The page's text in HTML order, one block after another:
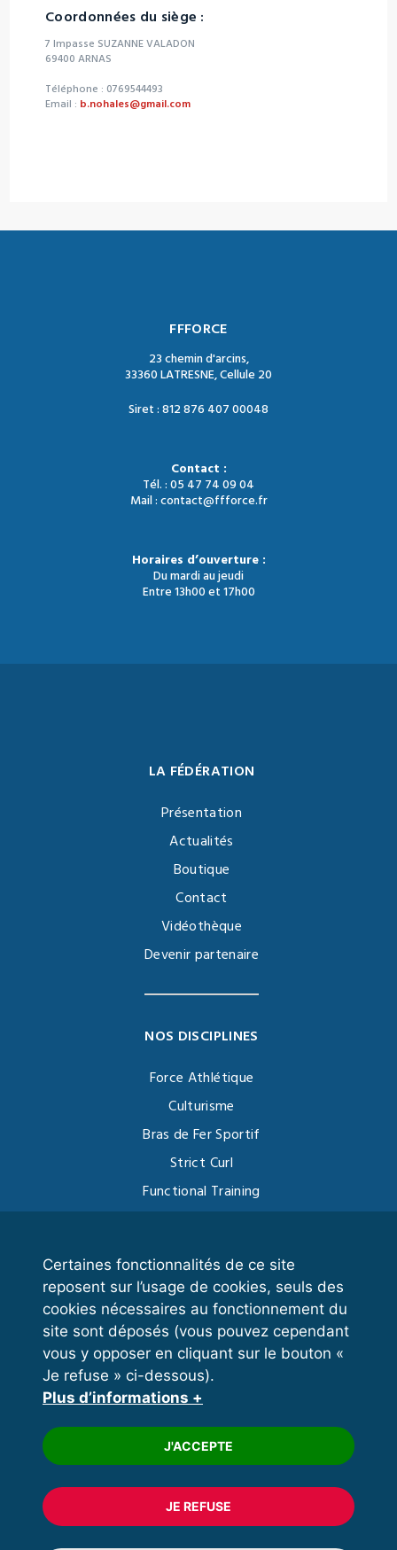
Certaines fonctionnalités de ce site
reposent sur l’usage de cookies, seuls des
cookies nécessaires au fonctionnement du
site sont déposés (vous pouvez cependant
vous y opposer en cliquant sur le bouton «
Je refuse » ci-dessous).
Plus d’informations +
J'ACCEPTE
JE REFUSE
Coordonnées du siège :
7 Impasse SUZANNE VALADON
69400 ARNAS
Téléphone : 0769544493
Email : b.nohales@gmail.com
FFFORCE
23 chemin d'arcins,
33360 LATRESNE, Cellule 20
Siret : 812 876 407 00048
Contact :
Tél. : 05 47 74 09 04
Mail : contact@ffforce.fr
Horaires d’ouverture :
Du mardi au jeudi
Entre 13h00 et 17h00
LA FÉDÉRATION
Présentation
Actualités
Boutique
Contact
Vidéothèque
Devenir partenaire
NOS DISCIPLINES
Force Athlétique
Culturisme
Bras de Fer Sportif
Strict Curl
Functional Training
VOS ESPACES
Espace dirigeant
Espace licencié
Trouver un club
Formation
© 2020 FFFORCE Tous droits réservés